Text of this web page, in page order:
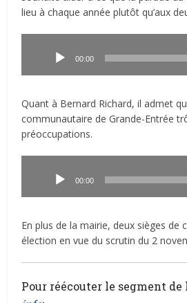
lieu à chaque année plutôt qu’aux
00:00
Quant à Bernard Richard, il admet
communautaire de Grande-Entrée
préoccupations.
00:00
En plus de la mairie, deux sièges de
élection en vue du scrutin du 2
Pour réécouter le segment de